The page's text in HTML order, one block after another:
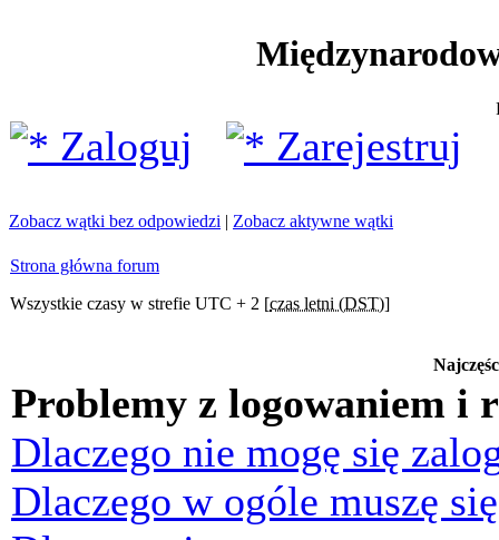
Zaloguj Zarejestruj
Zobacz wątki bez odpowiedzi | Zobacz aktywne wątki
Strona główna forum
Wszystkie czasy w strefie UTC + 2 [czas letni (DST)]
Problemy z logowaniem i
Dlaczego nie mogę się
Dlaczego w ogóle muszę